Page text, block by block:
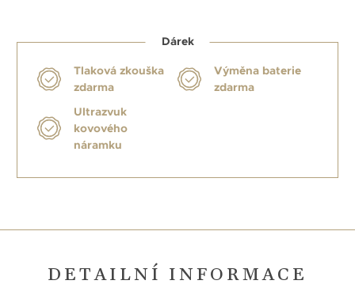
Dárek
Tlaková zkouška
zdarma
Výměna baterie
zdarma
Ultrazvuk
kovového
náramku
DETAILNÍ INFORMACE